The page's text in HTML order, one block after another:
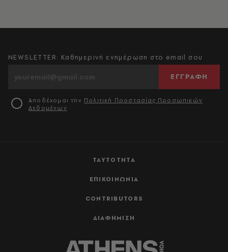
ΤΑΥΤΟΤΗΤΑ
ΕΠΙΚΟΙΝΩΝΙΑ
CONTRIBUTORS
ΔΙΑΦΗΜΙΣΗ
NEWSLETTER: Καθημερινή ενημέρωση στο email σου
ΕΓΓΡΑΦΗ
Αποδέχομαι την Πολιτική Προστασίας Προσωπικών
Δεδομένων